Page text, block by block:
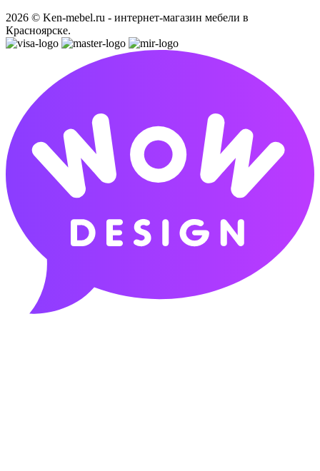
2026 © Ken-mebel.ru - интернет-магазин мебели в
Красноярске.